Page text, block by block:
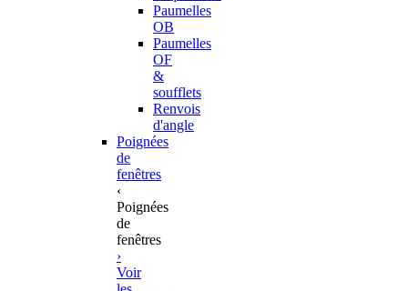
Paumelles
OB
Paumelles
OF
&
soufflets
Renvois
d'angle
Poignées
de
fenêtres
‹
Poignées
de
fenêtres
›
Voir